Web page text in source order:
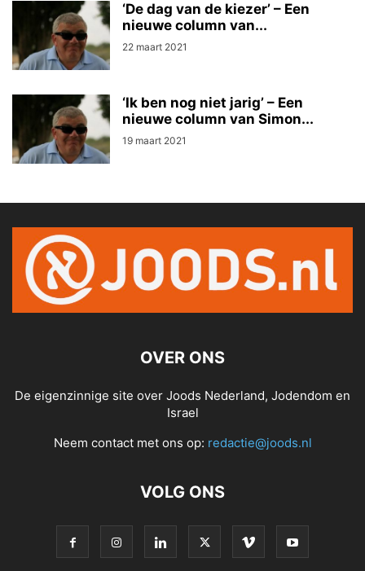
‘De dag van de kiezer’ – Een
nieuwe column van...
22 maart 2021
‘Ik ben nog niet jarig’ – Een
nieuwe column van Simon...
19 maart 2021
OVER ONS
De eigenzinnige site over Joods Nederland, Jodendom en
Israel
Neem contact met ons op: redactie@joods.nl
VOLG ONS